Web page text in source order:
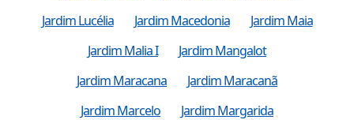
Jardim Lucélia
Jardim Macedonia
Jardim Maia
Jardim Malia I
Jardim Mangalot
Jardim Maracana
Jardim Maracanã
Jardim Marcelo
Jardim Margarida